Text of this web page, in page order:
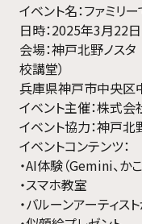
イベント名：ファミリ
日時：2025年3月22日
会場：神戸北野ノス
校講堂）
兵庫県神戸市中央区
イベント主催：株式会
イベント協力：神戸北
イベントコンテンツ：
・AI体験（Gemini、か
・スマホ教室
・バルーンアーティ